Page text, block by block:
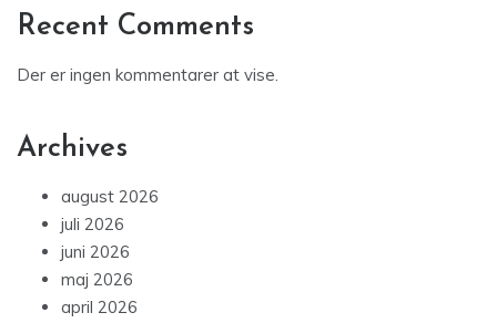
Recent Comments
Der er ingen kommentarer at vise.
Archives
august 2026
juli 2026
juni 2026
maj 2026
april 2026